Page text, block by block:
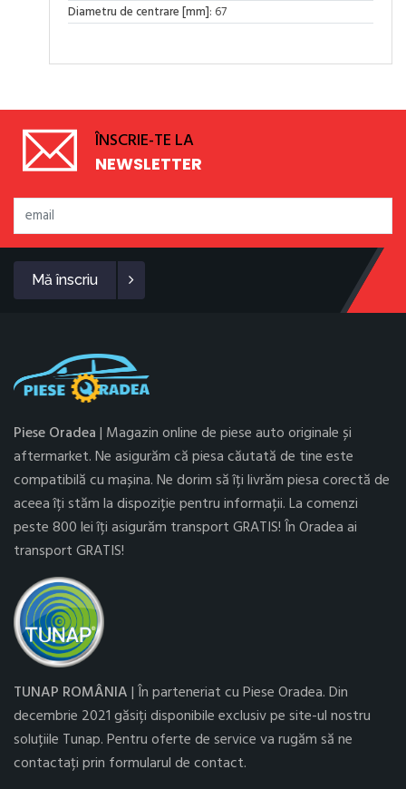
Diametru de centrare [mm]: 67
ÎNSCRIE-TE LA
NEWSLETTER
Mă înscriu
Piese Oradea| Magazin online de piese auto originale și
aftermarket. Ne asigurăm că piesa căutată de tine este
compatibilă cu mașina. Ne dorim să îți livrăm piesa corectă de
aceea îți stăm la dispoziție pentru informații. La comenzi
peste 800 lei îți asigurăm transport GRATIS! În Oradea ai
transport GRATIS!
TUNAP ROMÂNIA| În parteneriat cu Piese Oradea. Din
decembrie 2021 găsiți disponibile exclusiv pe site-ul nostru
soluțiile Tunap. Pentru oferte de service va rugăm să ne
contactați prin formularul de contact.